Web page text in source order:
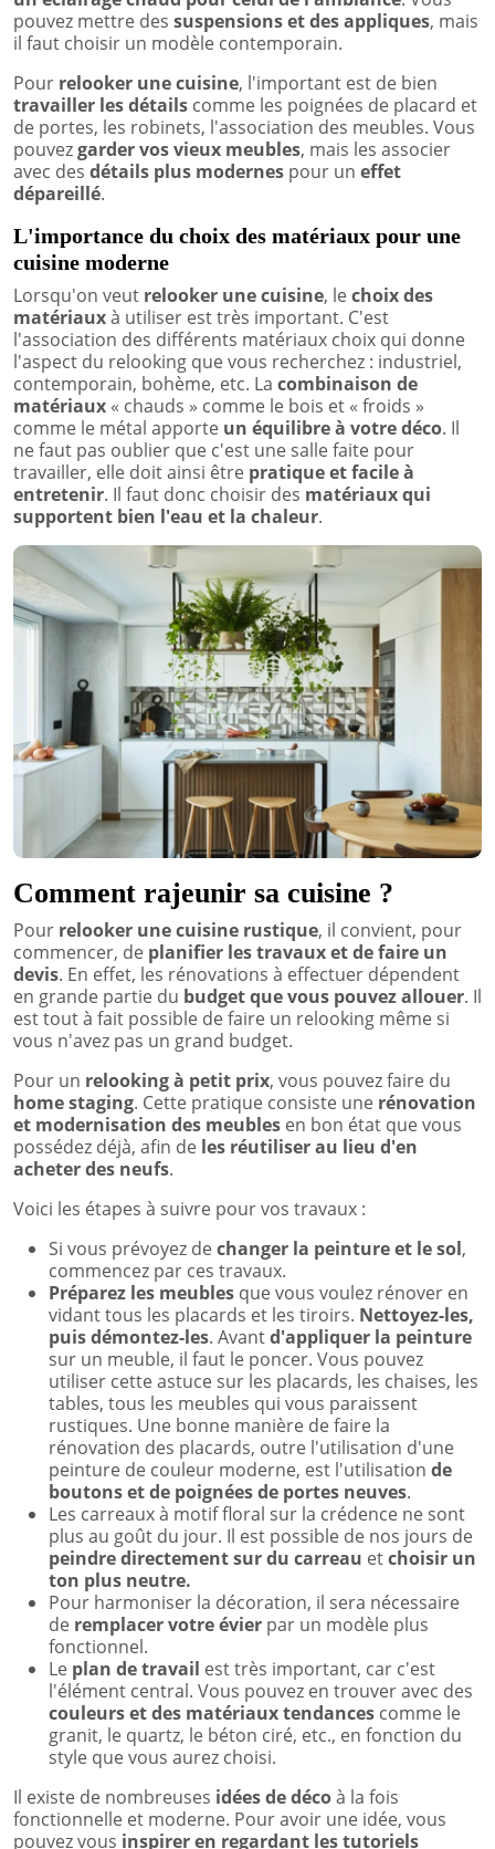
pouvez mettre des suspensions et des appliques, mais
il faut choisir un modèle contemporain.
Pour relooker une cuisine, l'important est de bien
travailler les détails comme les poignées de placard et
de portes, les robinets, l'association des meubles. Vous
pouvezgarder vos vieux meubles, mais les associer
avec des détails plus modernes pour un effet
dépareillé.
L'importance du choix des matériaux pour une
cuisine moderne
Lorsqu'on veut relooker une cuisine, lechoix des
matériauxà utiliser est très important. C'est
l'association des différents matériaux choix qui donne
l'aspect du relooking que vous recherchez : industriel,
contemporain, bohème, etc. La combinaison de
matériaux « chauds » comme le bois et « froids »
comme le métal apporte un équilibre à votre déco. Il
ne faut pas oublier que c'est une salle faite pour
travailler, elle doit ainsi être pratique et facile à
entretenir. Il faut donc choisir des matériaux qui
supportent bien l'eau et la chaleur.
Comment rajeunir sa cuisine ?
Pour relooker une cuisine rustique, il convient, pour
commencer, de planifier les travaux et de faire un
devis. En effet, les rénovations à effectuer dépendent
en grande partie du budget que vous pouvez allouer. Il
est tout à fait possible de faire un relooking même si
vous n'avez pas un grand budget.
Pour un relooking à petit prix, vous pouvez faire du
home staging. Cette pratique consiste une rénovation
et modernisation des meubles en bon état que vous
possédez déjà, afin de les réutiliser au lieu d'en
acheter des neufs.
Voici les étapes à suivre pour vos travaux :
Si vous prévoyez dechanger la peinture et le sol,
commencez par ces travaux.
Préparez les meubles que vous voulez rénover en
vidant tous les placards et les tiroirs. Nettoyez-les,
puis démontez-les. Avantd'appliquer la peinture
sur un meuble, il faut le poncer. Vous pouvez
utiliser cette astuce sur les placards, les chaises, les
tables, tous les meubles qui vous paraissent
rustiques. Une bonne manière de faire la
rénovation des placards, outre l'utilisation d'une
peinture de couleur moderne, est l'utilisation de
boutons et de poignées de portes neuves.
Les carreaux à motif floral sur la crédence ne sont
plus au goût du jour. Il est possible de nos jours de
peindre directement sur du carreau etchoisir un
ton plus neutre.
Pour harmoniser la décoration, il sera nécessaire
de remplacer votre évier par un modèle plus
fonctionnel.
Le plan de travail est très important, car c'est
l'élément central. Vous pouvez en trouver avec des
couleurs et des matériaux tendances comme le
granit, le quartz, le béton ciré, etc., en fonction du
style que vous aurez choisi.
Il existe de nombreuses idées de décoà la fois
fonctionnelle et moderne. Pour avoir une idée, vous
pouvez vous inspirer en regardant les tutoriels